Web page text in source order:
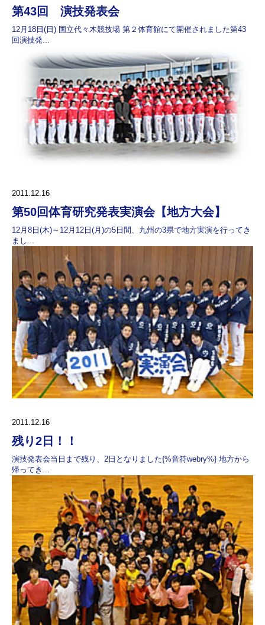
第43回 演技発表会
12月18日(日) 国立代々木競技場 第２体育館にて開催されました第43
回演技発...
2011.12.16
第50回体育研究発表実演会【地方大会】
12月8日(木)～12月12日(月)の5日間、九州の3県で地方実演を行ってき
まし...
2011.12.16
残り2日！！
演技発表会当日まで残り、2日となりました{%音符webry%} 地方から
帰ってき...